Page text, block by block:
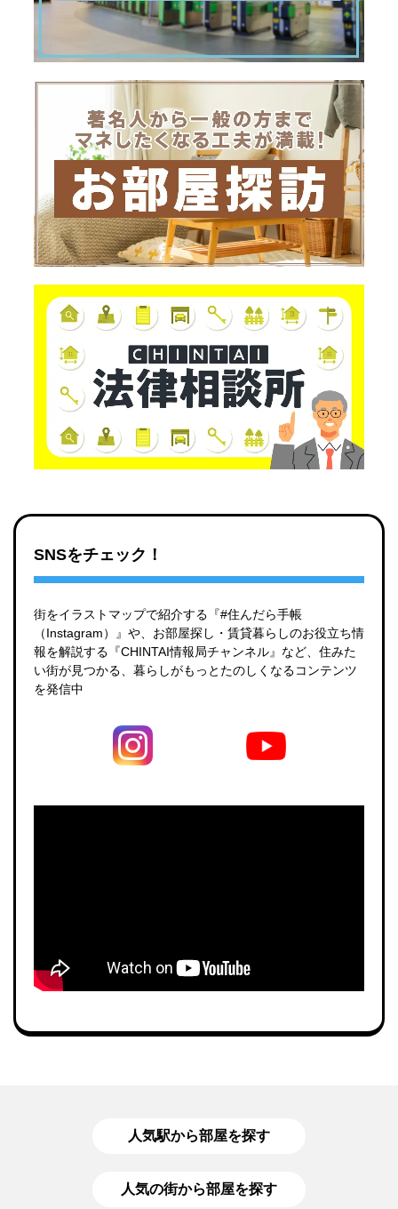
SNSをチェック！
街をイラストマップで紹介する『#住んだら手帳
（Instagram）』や、お部屋探し・賃貸暮らしのお役立ち情
報を解説する『CHINTAI情報局チャンネル』など、住みた
い街が見つかる、暮らしがもっとたのしくなるコンテンツ
を発信中
人気駅から部屋を探す
人気の街から部屋を探す